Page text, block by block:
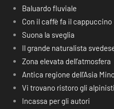
Baluardo fluviale
Con il caffè fa il cappuccino
Suona la sveglia
Il grande naturalista
Zona elevata dell’atmosfera
Antica regione dell’Asia
Vi trovano ristoro gli alpinisti
Incassa per gli autori